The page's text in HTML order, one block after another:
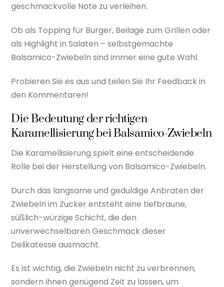
geschmackvolle Note zu verleihen.
Ob als Topping für Burger, Beilage zum Grillen oder
als Highlight in Salaten – selbstgemachte
Balsamico-Zwiebeln sind immer eine gute Wahl.
Probieren Sie es aus und teilen Sie Ihr Feedback in
den Kommentaren!
Die Bedeutung der richtigen
Karamellisierung bei Balsamico-Zwiebeln
Die Karamellisierung spielt eine entscheidende
Rolle bei der Herstellung von Balsamico-Zwiebeln.
Durch das langsame und geduldige Anbraten der
Zwiebeln im Zucker entsteht eine tiefbraune,
süßlich-würzige Schicht, die den
unverwechselbaren Geschmack dieser
Delikatesse ausmacht.
Es ist wichtig, die Zwiebeln nicht zu verbrennen,
sondern ihnen genügend Zeit zu lassen, um